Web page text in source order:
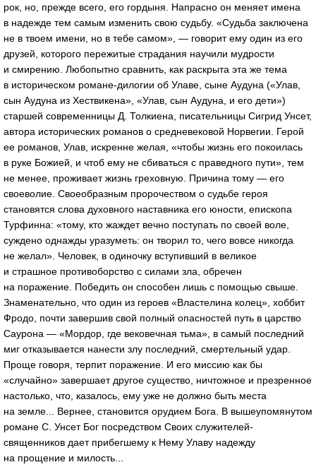
рок, но, прежде всего, его гордыня. Напрасно он меняет имена
в надежде тем самым изменить свою судьбу. «Судьба заключена
не в твоем имени, но в тебе самом», — говорит ему один из его
друзей, которого пережитые страдания научили мудрости
и смирению. Любопытно сравнить, как раскрыта эта же тема
в историческом романе-дилогии об Улаве, сыне Аудуна («Улав,
сын Аудуна из Хествикена», «Улав, сын Аудуна, и его дети»)
старшей современницы Д. Толкиена, писательницы Сигрид Унсет,
автора исторических романов о средневековой Норвегии. Герой
ее романов, Улав, искренне желая, «чтобы жизнь его покоилась
в руке Божией, и чтоб ему не сбиваться с праведного пути», тем
не менее, проживает жизнь греховную. Причина тому — его
своеволие. Своеобразным пророчеством о судьбе героя
становятся слова духовного наставника его юности, епископа
Турфинна: «тому, кто жаждет вечно поступать по своей воле,
суждено однажды уразуметь: он творил то, чего вовсе никогда
не желал». Человек, в одиночку вступивший в великое
и страшное противоборство с силами зла, обречен
на поражение. Победить он способен лишь с помощью свыше.
Знаменательно, что один из героев «Властелина колец», хоббит
Фродо, почти завершив свой полный опасностей путь в царство
Саурона — «Мордор, где вековечная тьма», в самый последний
миг отказывается нанести злу последний, смертельный удар.
Проще говоря, терпит поражение. И его миссию как бы
«случайно» завершает другое существо, ничтожное и презренное
настолько, что, казалось, ему уже не должно быть места
на земле... Вернее, становится орудием Бога. В вышеупомянутом
романе С. Унсет Бог посредством Своих служителей-
священников дает прибегшему к Нему Улаву надежду
на прощение и милость...